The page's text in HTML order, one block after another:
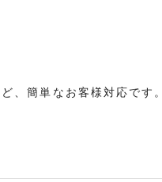
、簡単なお客様対応です。